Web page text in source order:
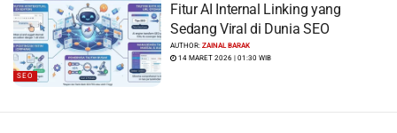
SEO
Fitur AI Internal Linking yang
Sedang Viral di Dunia SEO
AUTHOR:ZAINAL BARAK
14 MARET 2026 | 01:30 WIB